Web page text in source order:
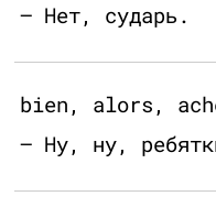
— Нет, сударь.
bien, alors,
— Ну, ну,